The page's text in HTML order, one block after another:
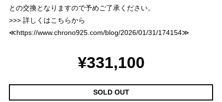
との交換となりますので予めご了承ください。
>>> 詳しくはこちらから
≪https://www.chrono925.com/blog/2026/01/31/174154≫
¥331,100
SOLD OUT